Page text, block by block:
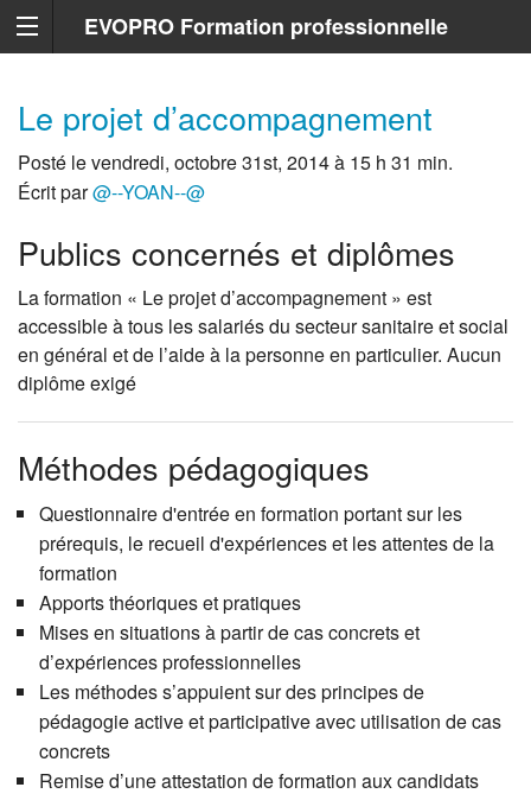
EVOPRO Formation professionnelle
Le projet d’accompagnement
Posté le vendredi, octobre 31st, 2014 à 15 h 31 min.
Écrit par@--YOAN--@
Publics concernés et diplômes
La formation « Le projet d’accompagnement » est
accessible à tous les salariés du secteur sanitaire et social
en général et de l’aide à la personne en particulier. Aucun
diplôme exigé
Méthodes pédagogiques
Questionnaire d'entrée en formation portant sur les
prérequis, le recueil d'expériences et les attentes de la
formation
Apports théoriques et pratiques
Mises en situations à partir de cas concrets et
d’expériences professionnelles
Les méthodes s’appuient sur des principes de
pédagogie active et participative avec utilisation de cas
concrets
Remise d’une attestation de formation aux candidats